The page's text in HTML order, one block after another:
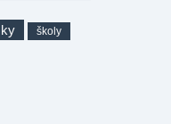
školy